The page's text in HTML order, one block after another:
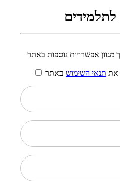
אפשרויות נוספות באתר
את תנאי השימוש באתר